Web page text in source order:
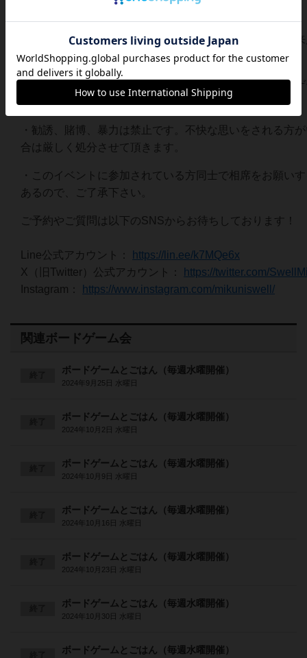
・スムーズに晩ごはんを提供する＆お席の確保のため、
の方は予めご予約頂けると助かります。
・オーダーなどで店主の手が空いてない際はインストや
・勧誘、賭博、暴力は禁止です。不快な思いをされる方
合は厳しく処分させて頂きます。
・このイベントに参加されている方同士で相席をお願い
あるので、ご了承下さい。
ご予約やご質問は以下のSNSからお待ちしております！
Line公式アカウント：
https://lin.ee/k7MQe6x
X（旧Twitter）公式アカウント：
https://twitter.com/
Instagram：
https://www.instagram.com/mikuniswell/
関連ボードゲーム会
ボードゲームとごはん（毎週水曜開催）
2024年9月25日 水曜日
ボードゲームとごはん（毎週水曜開催）
2024年10月2日 水曜日
ボードゲームとごはん（毎週水曜開催）
2024年10月9日 水曜日
ボードゲームとごはん（毎週水曜開催）
2024年10月16日 水曜日
ボードゲームとごはん（毎週水曜開催）
2024年10月23日 水曜日
ボードゲームとごはん（毎週水曜開催）
2024年10月30日 水曜日
ボードゲームとごはん（毎週水曜開催）